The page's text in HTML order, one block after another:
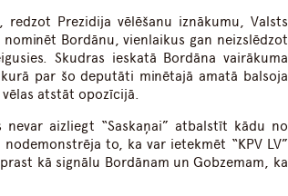
Prezidija vēlēšanu iznākumu, Valsts
Bordānu, vienlaikus gan neizslēdzot
Skudras ieskatā Bordāna vairākuma
par šo deputāti minētajā amatā balsoja
vēlas atstāt opozīcijā.
aizliegt “Saskaņai” atbalstīt kādu no
to, ka var ietekmēt “KPV LV”
kā signālu Bordānam un Gobzemam, ka